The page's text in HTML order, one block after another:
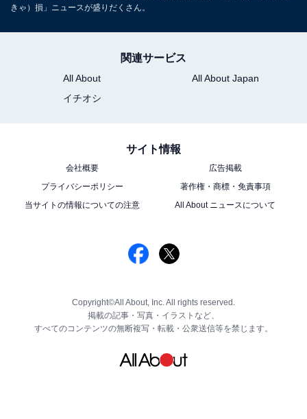
きゃ）損」ニュースが盛りだくさん。
関連サービス
All About
All About Japan
イチオシ
サイト情報
会社概要
広告掲載
プライバシーポリシー
著作権・商標・免責事項
当サイトの情報についての注意
All About ニュースについて
Copyright©All About, Inc. All rights reserved.
掲載の記事・写真・イラストなど、
すべてのコンテンツの無断複写・転載・公衆送信等を禁じます。